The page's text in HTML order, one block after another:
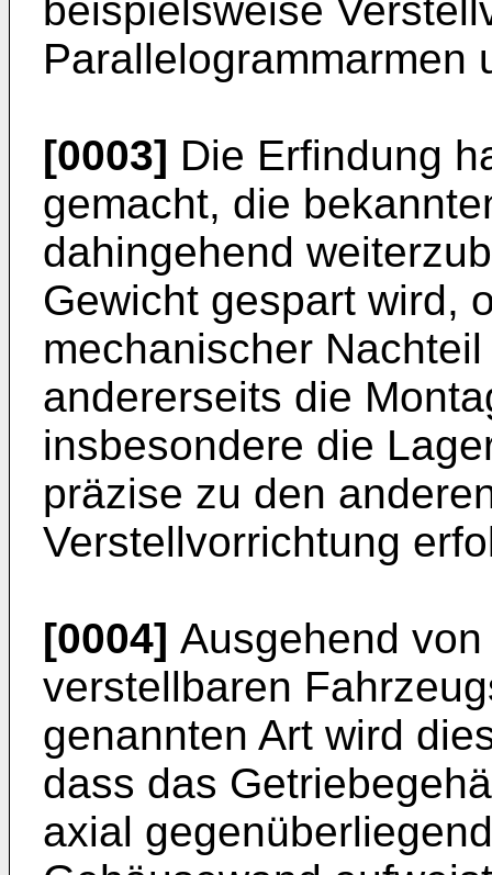
beispielsweise
Parallelogrammarmen
[0003] Die Erfindung
gemacht, die
dahingehend
Gewicht gespart wird,
mechanischer
andererseits die
insbesondere die
präzise zu den
Verstellvorrichtung
[0004] Ausgehend
verstellbaren
genannten Art wird
dass das
axial